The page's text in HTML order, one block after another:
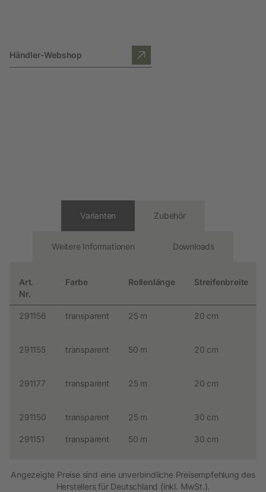
Händler-Webshop
Varianten
Art.
Nr.
Farbe Rollenlänge Streifenbreite
291156 transparent 25 m 20 cm
291155 transparent 50 m 20 cm
291177 transparent 25 m 20 cm
291150 transparent 25 m 30 cm
291151 transparent 50 m 30 cm
Zubehör
Weitere Informationen Downloads
Angezeigte Preise sind eine unverbindliche Preisempfehlung des
Herstellers für Deutschland (inkl. MwSt.).